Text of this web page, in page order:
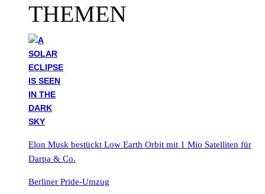
THEMEN
Elon Musk bestückt Low Earth Orbit mit 1 Mio Satelliten für
Darpa & Co.
Berliner Pride-Umzug